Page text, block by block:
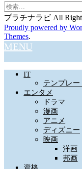
検
索:
プラチナラビ All
Proudly powered by
Themes.
MENU
IT
テンプレー
エンタメ
ドラマ
漫画
アニメ
ディズニー
映画
洋画
邦画
資格